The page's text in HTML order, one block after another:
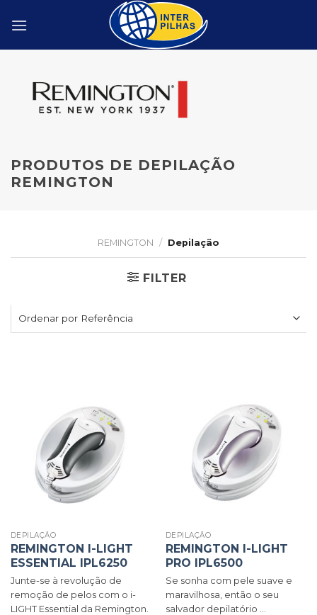
PRODUTOS DE DEPILAÇÃO
REMINGTON
REMINGTON / Depilação
FILTER
DEPILAÇÃO
REMINGTON I-LIGHT
ESSENTIAL IPL6250
Junte-se à revolução de
remoção de pelos com o i-
LIGHT Essential da Remington.
DEPILAÇÃO
REMINGTON I-LIGHT
PRO IPL6500
Se sonha com pele suave e
maravilhosa, então o seu
salvador depilatório ...